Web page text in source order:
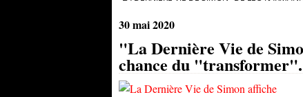
30 mai 2020
"La Dernière Vie de
chance du